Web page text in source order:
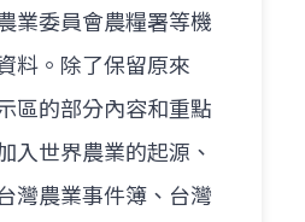
業委員會農糧署等機
料。除了保留原來
區的部分內容和重點
入世界農業的起源、
灣農業事件簿、台灣